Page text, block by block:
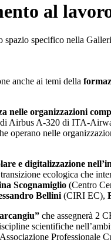
al
specifico nella
anche ai temi della
nelle organizzazioni
di Airbus A-320 di ITA-
nelle
e digitalizzazione
ecologica che
Scognamiglio (Centro
Bellini(CIRI EC),
che assegnerà 2
scientifiche
Professionale